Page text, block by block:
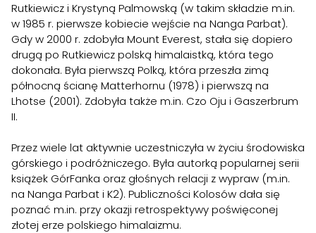
Rutkiewicz i Krystyną Palmowską (w takim składzie m.in.
w 1985 r. pierwsze kobiecie wejście na Nanga Parbat).
Gdy w 2000 r. zdobyła Mount Everest, stała się dopiero
drugą po Rutkiewicz polską himalaistką, która tego
dokonała. Była pierwszą Polką, która przeszła zimą
północną ścianę Matterhornu (1978) i pierwszą na
Lhotse (2001). Zdobyła także m.in. Czo Oju i Gaszerbrum
II.
Przez wiele lat aktywnie uczestniczyła w życiu środowiska
górskiego i podróżniczego. Była autorką popularnej serii
książek GórFanka oraz głośnych relacji z wypraw (m.in.
na Nanga Parbat i K2). Publiczności Kolosów dała się
poznać m.in. przy okazji retrospektywy poświęconej
złotej erze polskiego himalaizmu.